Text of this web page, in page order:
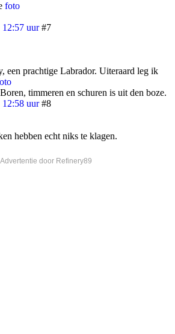
foto
12:57 uur #7
een prachtige Labrador. Uiteraard leg ik
timmeren en schuren is uit den boze.
12:58 uur #8
hebben echt niks te klagen.
door Refinery89